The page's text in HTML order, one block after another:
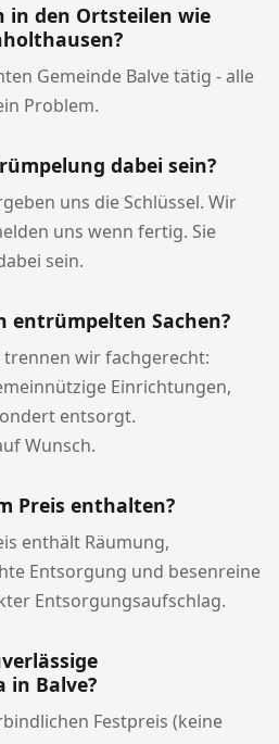
in den Ortsteilen wie
Gemeinde Balve tätig - alle
Problem.
dabei sein?
uns die Schlüssel. Wir
uns wenn fertig. Sie
sein.
entrümpelten Sachen?
wir fachgerecht:
Einrichtungen,
entsorgt.
Wunsch.
Preis enthalten?
enthält Räumung,
Entsorgung und besenreine
Entsorgungsaufschlag.
in Balve?
Festpreis (keine